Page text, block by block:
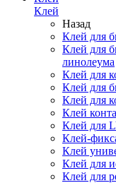
Клей
Назад
Клей для
Клей для
линолеума
Клей для
Клей для
Клей для
Клей
Клей для
Клей-
Клей
Клей для
Клей для